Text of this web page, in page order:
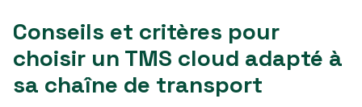
Conseils et critères pour
choisir un TMS cloud adapté à
sa chaîne de transport